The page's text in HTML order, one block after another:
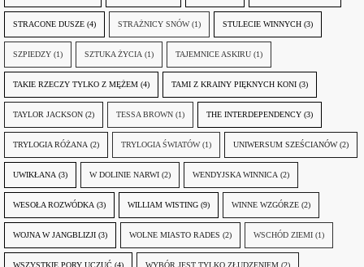
STRACONE DUSZE (4) STRAŻNICY SNÓW (1) STULECIE WINNYCH (3)
SZPIEDZY (1) SZTUKA ŻYCIA (1) TAJEMNICE ASKIRU (1)
TAKIE RZECZY TYLKO Z MĘŻEM (4) TAMI Z KRAINY PIĘKNYCH KONI (3)
TAYLOR JACKSON (2) TESSA BROWN (1) THE INTERDEPENDENCY (3)
TRYLOGIA RÓŻANA (2) TRYLOGIA ŚWIATÓW (1) UNIWERSUM SZEŚCIANÓW (2)
UWIKŁANA (3) W DOLINIE NARWI (2) WENDYJSKA WINNICA (2)
WESOŁA ROZWÓDKA (3) WILLIAM WISTING (9) WINNE WZGÓRZE (2)
WOJNA W JANGBLIZJI (3) WOLNE MIASTO RADES (2) WSCHÓD ZIEMI (1)